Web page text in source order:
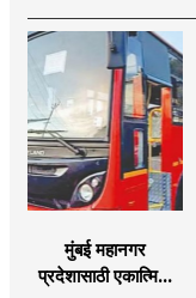
अभ्यासक्रम - मंत्री
नितेश राणे
मुंबई महानगर
प्रदेशासाठी एकात्मिक